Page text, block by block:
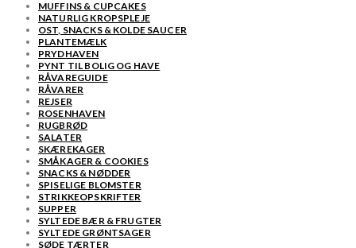
MUFFINS & CUPCAKES
NATURLIG KROPSPLEJE
OST, SNACKS & KOLDE SAUCER
PLANTEMÆLK
PRYDHAVEN
PYNT TIL BOLIG OG HAVE
RÅVAREGUIDE
RÅVARER
REJSER
ROSENHAVEN
RUGBRØD
SALATER
SKÆREKAGER
SMÅKAGER & COOKIES
SNACKS & NØDDER
SPISELIGE BLOMSTER
STRIKKEOPSKRIFTER
SUPPER
SYLTEDE BÆR & FRUGTER
SYLTEDE GRØNTSAGER
SØDE TÆRTER